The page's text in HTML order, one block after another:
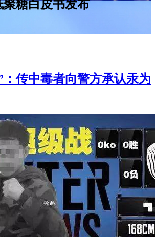
糖白皮书发布
：传中毒者向警方承认汞为